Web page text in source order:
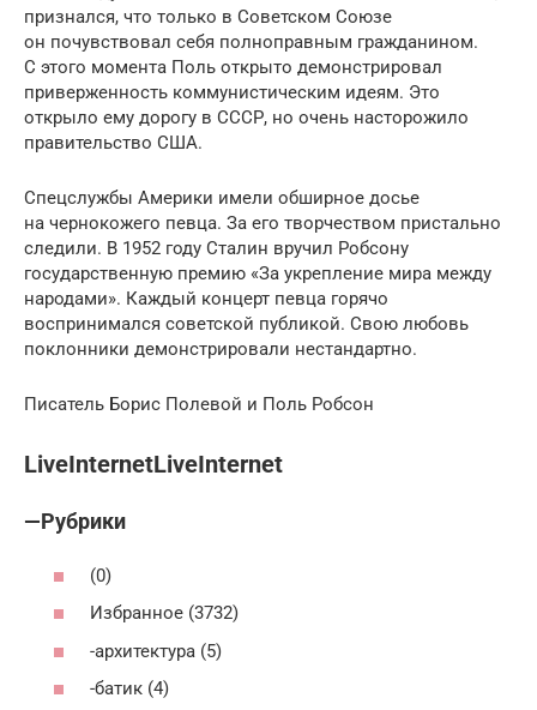
признался, что только в Советском Союзе
он почувствовал себя полноправным гражданином.
С этого момента Поль открыто демонстрировал
приверженность коммунистическим идеям. Это
открыло ему дорогу в СССР, но очень насторожило
правительство США.
Спецслужбы Америки имели обширное досье
на чернокожего певца. За его творчеством пристально
следили. В 1952 году Сталин вручил Робсону
государственную премию «За укрепление мира между
народами». Каждый концерт певца горячо
воспринимался советской публикой. Свою любовь
поклонники демонстрировали нестандартно.
Писатель Борис Полевой и Поль Робсон
LiveInternetLiveInternet
—Рубрики
(0)
Избранное (3732)
-архитектура (5)
-батик (4)